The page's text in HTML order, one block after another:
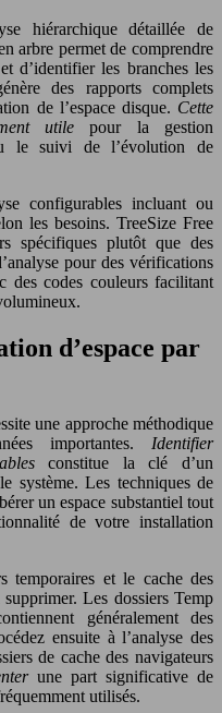
hiérarchique détaillée de
arbre permet de comprendre
d’identifier les branches les
des rapports complets
de l’espace disque. Cette
utilepour la gestion
le suivi de l’évolution de
configurables incluant ou
les besoins. TreeSize Free
spécifiques plutôt que des
pour des vérifications
des codes couleurs facilitant
d’espace par
une approche méthodique
importantes. Identifier
constitue la clé d’un
système. Les techniques de
un espace substantiel tout
de votre installation
temporaires et le cache des
Les dossiers Temp
généralement des
ensuite à l’analyse des
de cache des navigateurs
une part significative de
utilisés.